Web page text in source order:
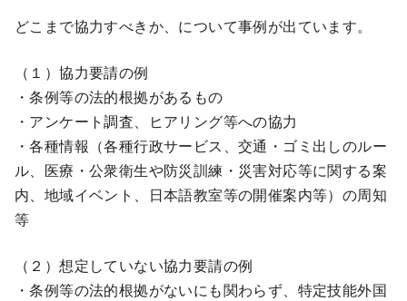
どこまで協力すべきか、について事例が出ています。
（１）協力要請の例
・条例等の法的根拠があるもの
・アンケート調査、ヒアリング等への協力
・各種情報（各種行政サービス、交通・ゴミ出しのルー
ル、医療・公衆衛生や防災訓練・災害対応等に関する案
内、地域イベント、日本語教室等の開催案内等）の周知
等
（２）想定していない協力要請の例
・条例等の法的根拠がないにも関わらず、特定技能外国